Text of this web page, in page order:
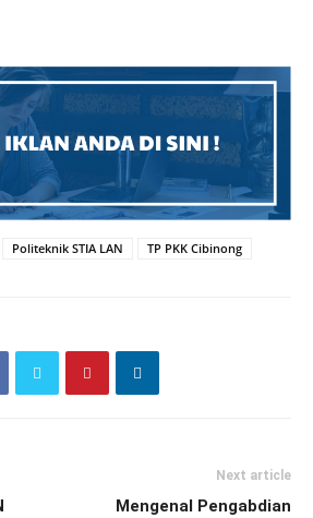
Politeknik STIA LAN TP PKK Cibinong
Next article
Mengenal Pengabdian